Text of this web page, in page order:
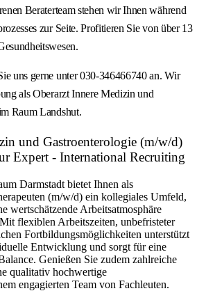
Beraterteam stehen wir Ihnen während
zur Seite. Profitieren Sie von über 13
uns gerne unter 030-346466740 an. Wir
als Oberarzt Innere Medizin und
Raum Landshut.
und Gastroenterologie (m/w/d)
Expert - International Recruiting
Darmstadt bietet Ihnen als
(m/w/d) ein kollegiales Umfeld,
wertschätzende Arbeitsatmosphäre
flexiblen Arbeitszeiten, unbefristeter
Fortbildungsmöglichkeiten unterstützt
Entwicklung und sorgt für eine
Genießen Sie zudem zahlreiche
qualitativ hochwertige
engagierten Team von Fachleuten.